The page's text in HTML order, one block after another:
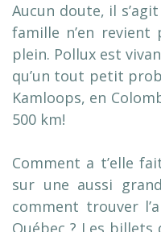
Aucun doute, il
famille n’en revient
plein. Pollux est
qu’un tout petit
Kamloops, en
500 km!
Comment a t’elle
sur une aussi
comment trouver
Québec ? Les billets